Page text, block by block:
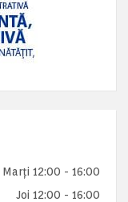
Marți 12:00 - 16:00
Joi 12:00 - 16:00